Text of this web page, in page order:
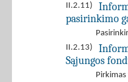
II.2.11)
pasirinkimo
II.2.13)
Sąjungos